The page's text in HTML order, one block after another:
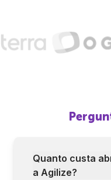
Quanto custa
a Agilize?